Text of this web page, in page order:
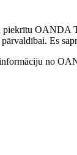
piekrītu OANDA
Es
no